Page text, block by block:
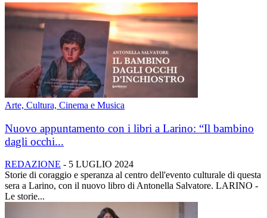
Arte, Cultura, Cinema e Musica
Nuovo appuntamento con i libri a Larino: “Il bambino
dagli occhi...
REDAZIONE - 5 LUGLIO 2024
Storie di coraggio e speranza al centro dell'evento culturale di questa
sera a Larino, con il nuovo libro di Antonella Salvatore. LARINO -
Le storie...